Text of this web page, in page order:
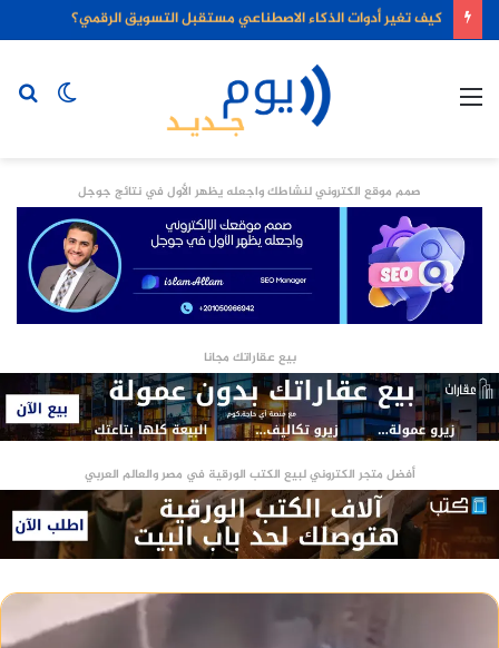
كيف تغير أدوات الذكاء الاصطناعي مستقبل التسويق الرقمي؟
الوضع
صمم موقع الكتروني لنشاطك واجعله يظهر الأول في نتائج جوجل
بيع عقاراتك مجانا
أفضل متجر الكتروني لبيع الكتب الورقية في مصر والعالم العربي